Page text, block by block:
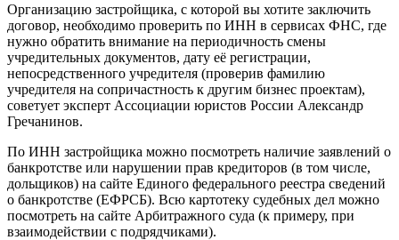
Организацию застройщика, с которой вы хотите заключить
договор, необходимо проверить по ИНН в сервисах ФНС, где
нужно обратить внимание на периодичность смены
учредительных документов, дату её регистрации,
непосредственного учредителя (проверив фамилию
учредителя на сопричастность к другим бизнес проектам),
советует эксперт Ассоциации юристов России Александр
Гречанинов.
По ИНН застройщика можно посмотреть наличие заявлений о
банкротстве или нарушении прав кредиторов (в том числе,
дольщиков) на сайте Единого федерального реестра сведений
о банкротстве (ЕФРСБ). Всю картотеку судебных дел можно
посмотреть на сайте Арбитражного суда (к примеру, при
взаимодействии с подрядчиками).